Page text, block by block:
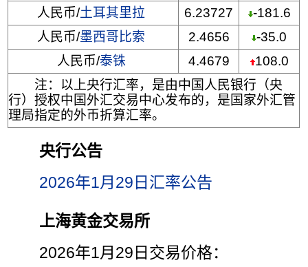
人民币/土耳其里拉 6.23727
-181.6
人民币/墨西哥比索 2.4656
-35.0
人民币/泰铢 4.4679
108.0
注：以上央行汇率，是由中国人民银行（央
行）授权中国外汇交易中心发布的，是国家外汇管
理局指定的外币折算汇率。
央行公告
2026年1月29日汇率公告
上海黄金交易所
2026年1月29日交易价格：